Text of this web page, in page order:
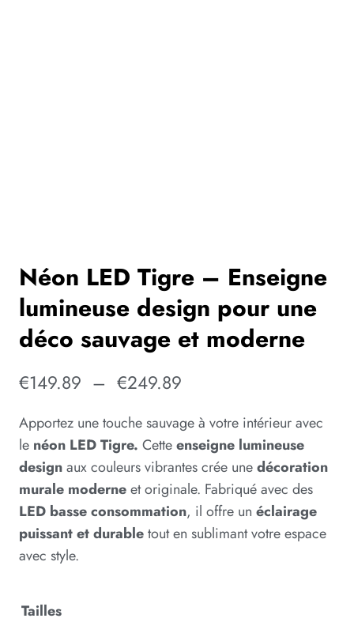
Néon LED Tigre – Enseigne
lumineuse design pour une
déco sauvage et moderne
€149.89 – €249.89
Apportez une touche sauvage à votre intérieur avec
le néon LED Tigre. Cetteenseigne lumineuse
designaux couleurs vibrantes crée unedécoration
murale moderneet originale. Fabriqué avec des
LED basse consommation, il offre un éclairage
puissant et durabletout en sublimant votre espace
avec style.
Tailles